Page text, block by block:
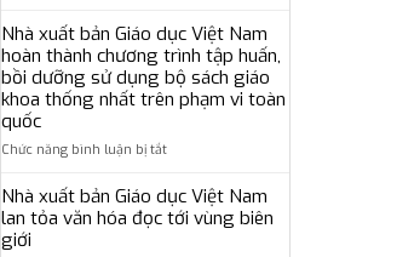
đối
tác
quốc
tế
mở
hệ
thái
giáo
xuất
bản
Giáo
dục
Việt
hướng
xây
dựng
Nhà xuất bản Giáo dục Việt Nam
hoàn thành chương trình tập huấn,
bồi dưỡng sử dụng bộ sách giáo
khoa thống nhất trên phạm vi toàn
quốc
Chức năng bình luận bị tắtở
xuất
bản
Nhà xuất bản Giáo dục Việt Nam
lan tỏa văn hóa đọc tới vùng biên
giới